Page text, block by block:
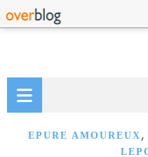
EPURE AMOUREUX ,